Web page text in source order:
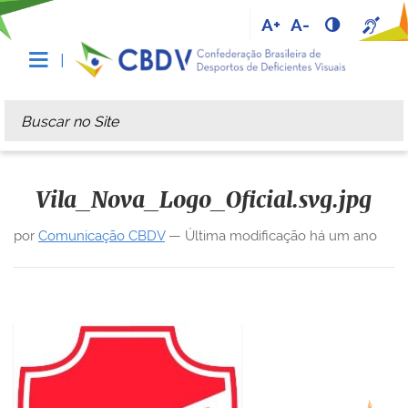
A+ A-
Busca
Busca Avançada…
Vila_Nova_Logo_Oficial.svg.jpg
por Comunicação CBDV— Última modificação há um ano